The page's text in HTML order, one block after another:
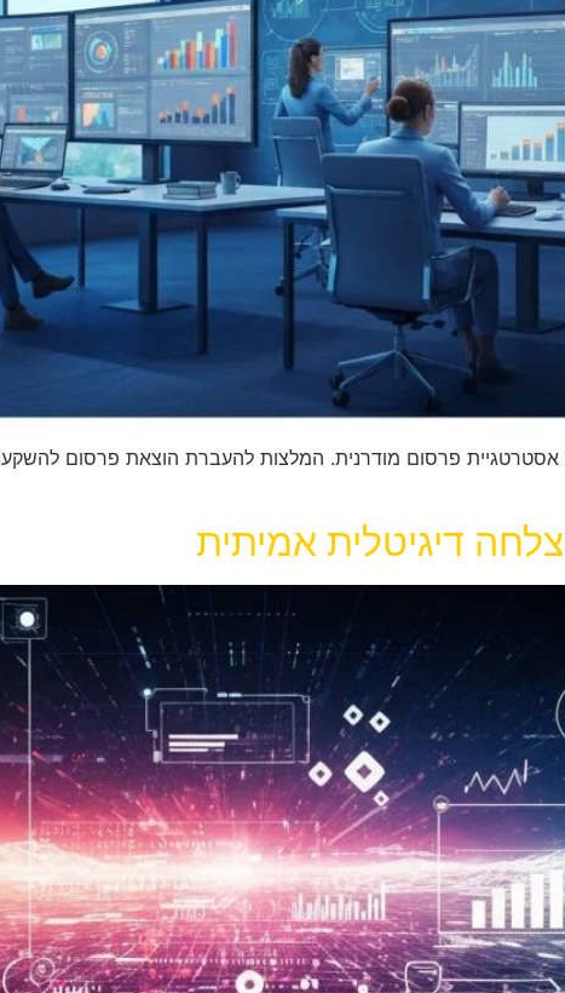
אסטרטגיית פרסום מודרנית. המלצות להעברת הוצאת פרסום
דיגיטלית אמיתית